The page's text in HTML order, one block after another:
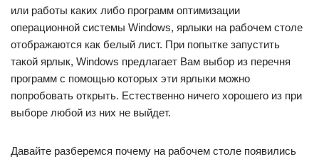
или работы каких либо программ оптимизации
операционной системы Windows, ярлыки на рабочем столе
отображаются как белый лист. При попытке запустить
такой ярлык, Windows предлагает Вам выбор из перечня
программ с помощью которых эти ярлыки можно
попробовать открыть. Естественно ничего хорошего из при
выборе любой из них не выйдет.
Давайте разберемся почему на рабочем столе появились